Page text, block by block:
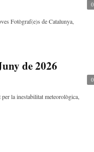
0
Fotògraf(e)s de Catalunya,
de 2026
0
la inestabilitat meteorològica,